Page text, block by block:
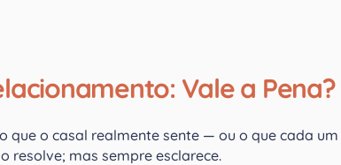
Vale a Pena?
o casal realmente sente — ou o que cada um
resolve; mas sempre esclarece.